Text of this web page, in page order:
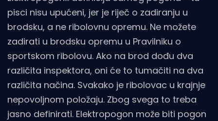
pisci nisu upućeni, jer je riječ o zadiranju u
brodsku, a ne ribolovnu opremu. Ne možete
zadirati u brodsku opremu u Pravilniku o
sportskom ribolovu. Ako na brod dođu dva
različita inspektora, oni će to tumačiti na dva
različita načina. Svakako je ribolovac u krajnje
nepovoljnom položaju. Zbog svega to treba
jasno definirati. Elektropogon može biti pogon